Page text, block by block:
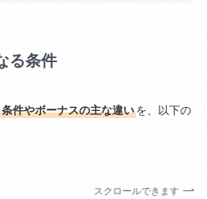
る条件
件やボーナスの主な違いを、以下の
スクロールできます